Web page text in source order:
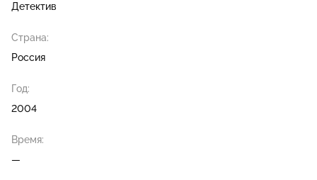
Детектив
Страна:
Россия
Год:
2004
Время:
—